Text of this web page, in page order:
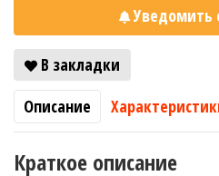
Уведомить
В закладки
Описание
Краткое описание